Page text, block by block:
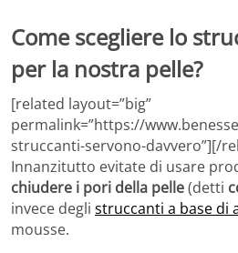
Come scegliere lo
per la nostra pelle?
[related layout=”big”
permalink=”https://
struccanti-servono-davvero”][/
Innanzitutto evitate di usare
chiudere i pori della pelle(detti
invece degli struccanti a base di
mousse.